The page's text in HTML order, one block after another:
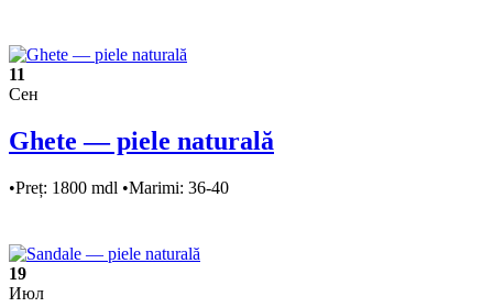
11
Сен
Ghete — piele naturală
•Preț: 1800 mdl •Marimi: 36-40
19
Июл